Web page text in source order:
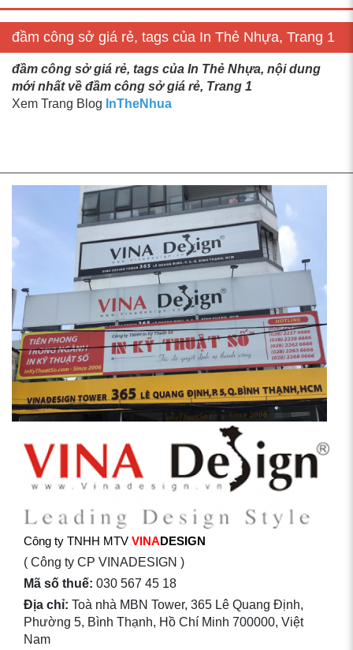
đầm công sở giá rẻ, tags của In Thẻ Nhựa, Trang 1
đầm công sở giá rẻ, tags của In Thẻ Nhựa, nội dung
mới nhất về đầm công sở giá rẻ, Trang 1
Xem Trang Blog InTheNhua
Công ty TNHH MTV VINADESIGN
( Công ty CP VINADESIGN )
Mã số thuế: 030 567 45 18
Địa chỉ: Toà nhà MBN Tower, 365 Lê Quang Định,
Phường 5, Bình Thạnh, Hồ Chí Minh 700000, Việt
Nam